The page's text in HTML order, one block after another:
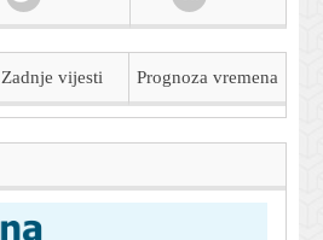
Zadnje vijesti Prognoza vremena